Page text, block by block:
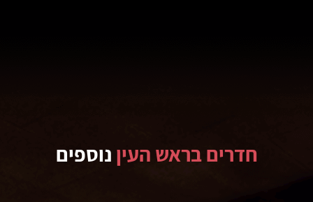
חדרים בראש העין נוספים